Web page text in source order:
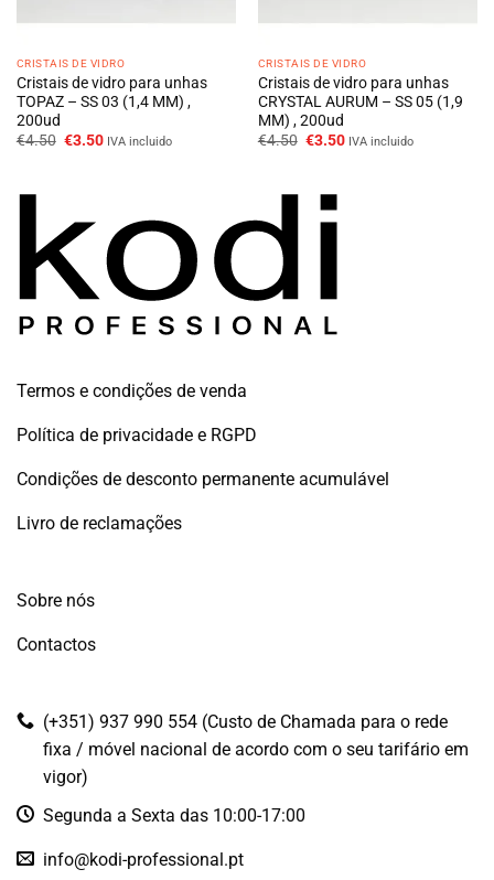
CRISTAIS DE VIDRO
Cristais de vidro para unhas
TOPAZ – SS 03 (1,4 MM) ,
200ud
€4.50 O
€3.50OIVA incluido
CRISTAIS DE VIDRO
Cristais de vidro para unhas
CRYSTAL AURUM – SS 05 (1,9
MM) , 200ud
€4.50 O
€4.50.
€3.50OIVA incluido
Termos e condições de venda
Política de privacidade e RGPD
Condições de desconto permanente acumulável
Livro de reclamações
Sobre nós
Contactos
(+351) 937 990 554 (Custo de Chamada para o rede
fixa / móvel nacional de acordo com o seu tarifário em
vigor)
Segunda a Sexta das 10:00-17:00
info@kodi-professional.pt